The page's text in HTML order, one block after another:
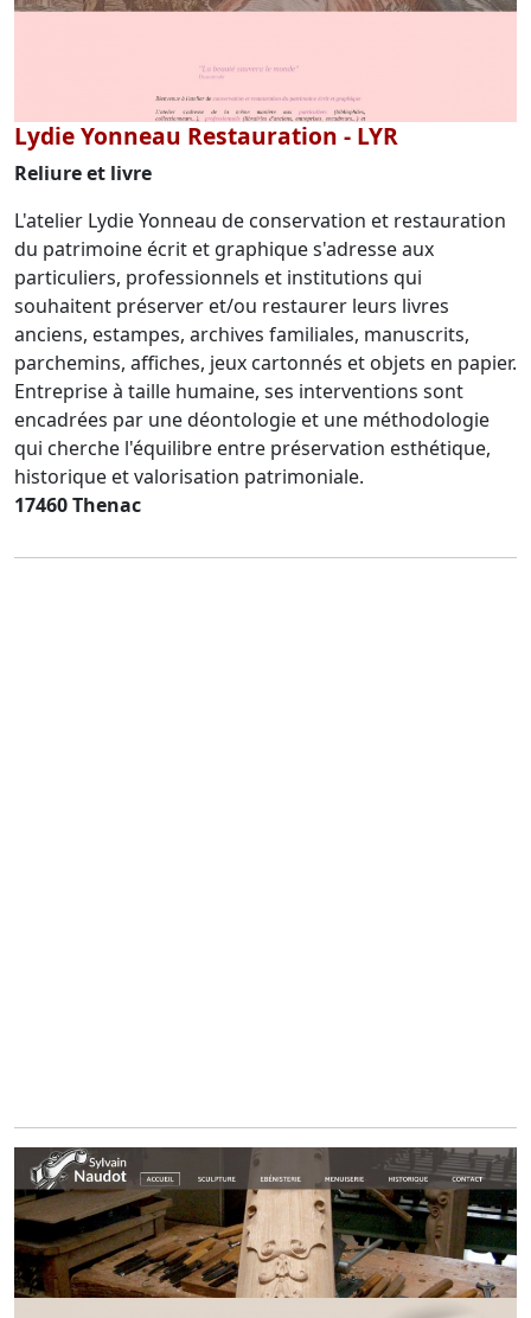
Lydie Yonneau Restauration - LYR
Reliure et livre
L'atelier Lydie Yonneau de conservation et restauration
du patrimoine écrit et graphique s'adresse aux
particuliers, professionnels et institutions qui
souhaitent préserver et/ou restaurer leurs livres
anciens, estampes, archives familiales, manuscrits,
parchemins, affiches, jeux cartonnés et objets en papier.
Entreprise à taille humaine, ses interventions sont
encadrées par une déontologie et une méthodologie
qui cherche l'équilibre entre préservation esthétique,
historique et valorisation patrimoniale.
17460 Thenac